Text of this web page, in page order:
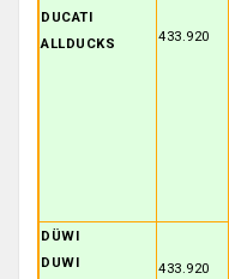
DUCATI
ALLDUCKS
433.920
DÜWI
DUWI
433.920